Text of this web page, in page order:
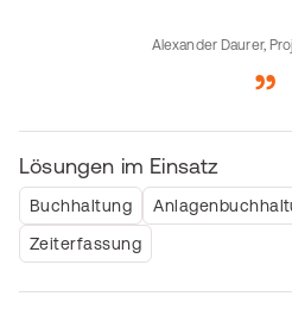
Alexander Daurer,
Lösungen im Einsatz
Buchhaltung
Zeiterfassung